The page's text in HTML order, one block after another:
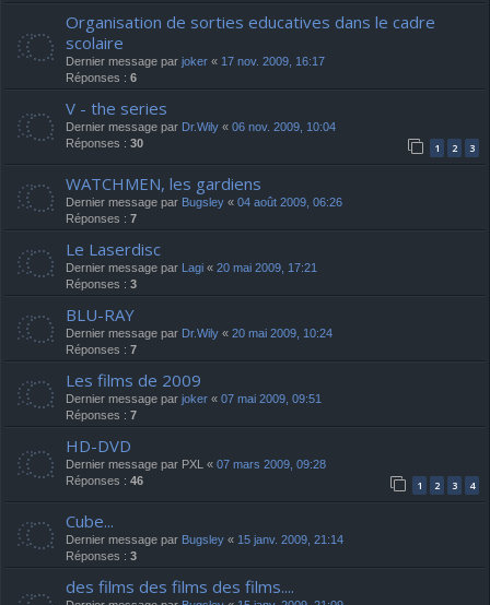
Organisation de sorties educatives dans le cadre
scolaire
Dernier message par joker « 17 nov. 2009, 16:17
Réponses : 6
V - the series
Dernier message par Dr.Wily « 06 nov. 2009, 10:04
Réponses : 30 1 2 3
WATCHMEN, les gardiens
Dernier message par Bugsley « 04 août 2009, 06:26
Réponses : 7
Le Laserdisc
Dernier message par Lagi « 20 mai 2009, 17:21
Réponses : 3
BLU-RAY
Dernier message par Dr.Wily « 20 mai 2009, 10:24
Réponses : 7
Les films de 2009
Dernier message par joker « 07 mai 2009, 09:51
Réponses : 7
HD-DVD
Dernier message par PXL « 07 mars 2009, 09:28
Réponses : 46 1 2 3 4
Cube...
Dernier message par Bugsley « 15 janv. 2009, 21:14
Réponses : 3
des films des films des films....